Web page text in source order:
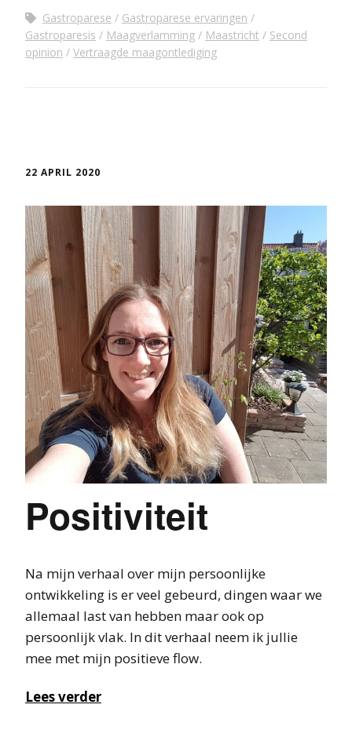
Gastroparese
Gastroparese ervaringen
Gastroparesis
Maagverlamming Maastricht
Second
opinion
Vertraagde maagontlediging
22 APRIL 2020
Positiviteit
Na mijn verhaal over mijn persoonlijke
ontwikkeling is er veel gebeurd, dingen waar we
allemaal last van hebben maar ook op
persoonlijk vlak. In dit verhaal neem ik jullie
mee met mijn positieve flow.
Lees verder